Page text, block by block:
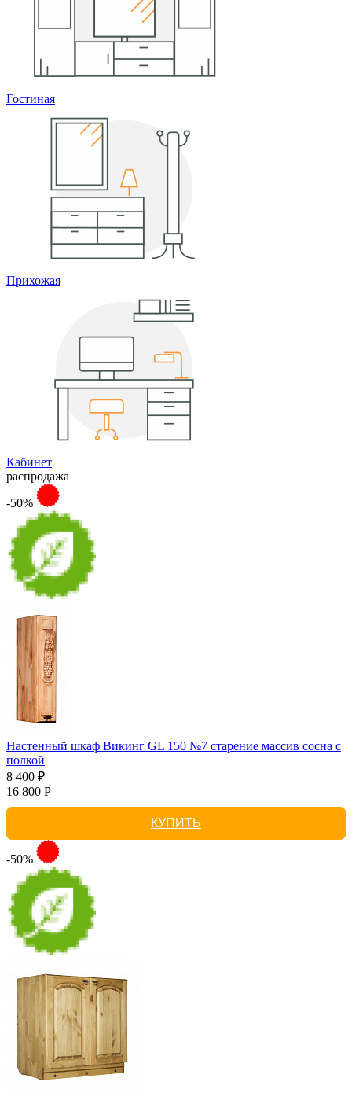
Гостиная
Прихожая
Кабинет
распродажа
-50%
Настенный шкаф Викинг GL 150 №7 старение массив сосна с
полкой
8 400 ₽
16 800 Р
КУПИТЬ
-50%